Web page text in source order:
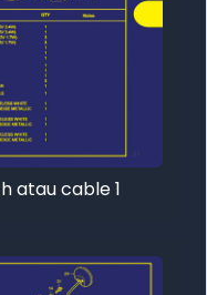
atau cable 1